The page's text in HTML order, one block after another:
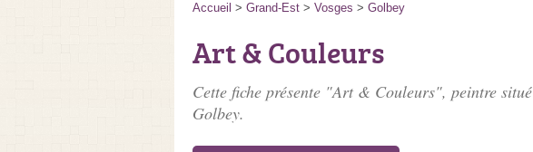
Accueil > Grand-Est > Vosges > Golbey
Art & Couleurs
Cette fiche présente "Art & Couleurs", peintre situé
Golbey.